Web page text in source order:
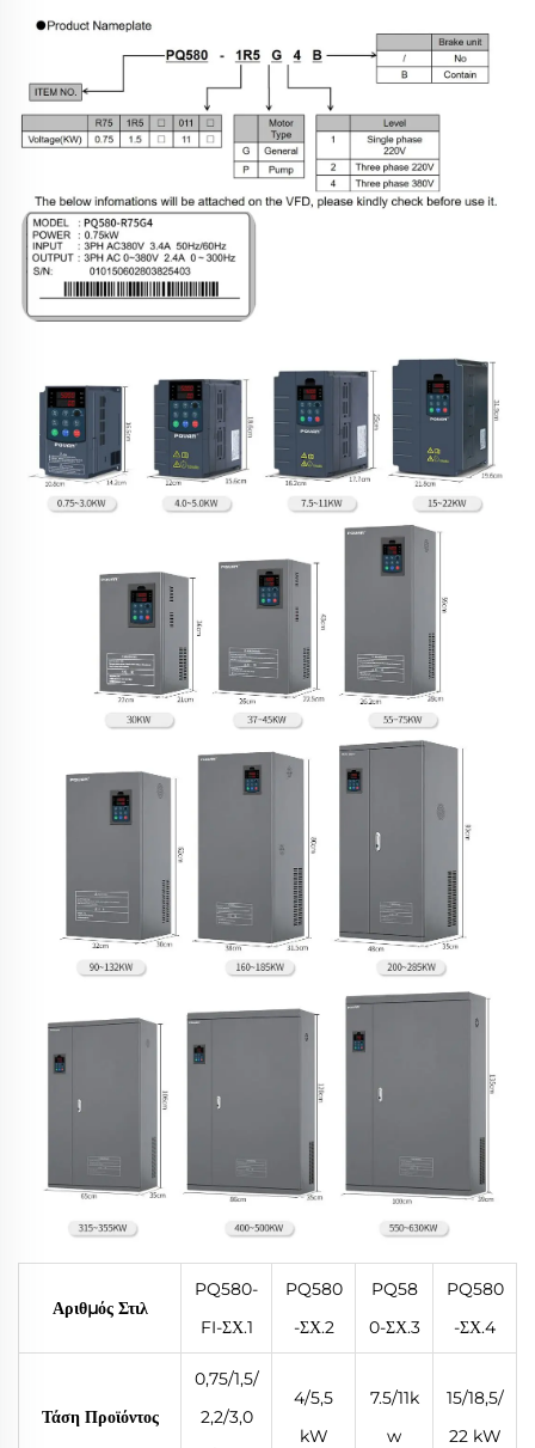
Αριθμός Στιλ
PQ580-
FI-ΣΧ.1
PQ580
-ΣΧ.2
PQ58
0-ΣΧ.3
PQ580
-ΣΧ.4
Τάση Προϊόντος
0,75/1,5/
2,2/3,0
4/5,5
kW
7.5/11k
w
15/18,5/
22 kW